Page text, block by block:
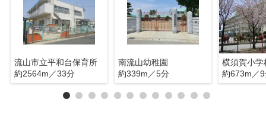
流山市立平和台保育所
約2564m／33分
南流山幼稚園
約339m／5分
横須賀小学
約673m／